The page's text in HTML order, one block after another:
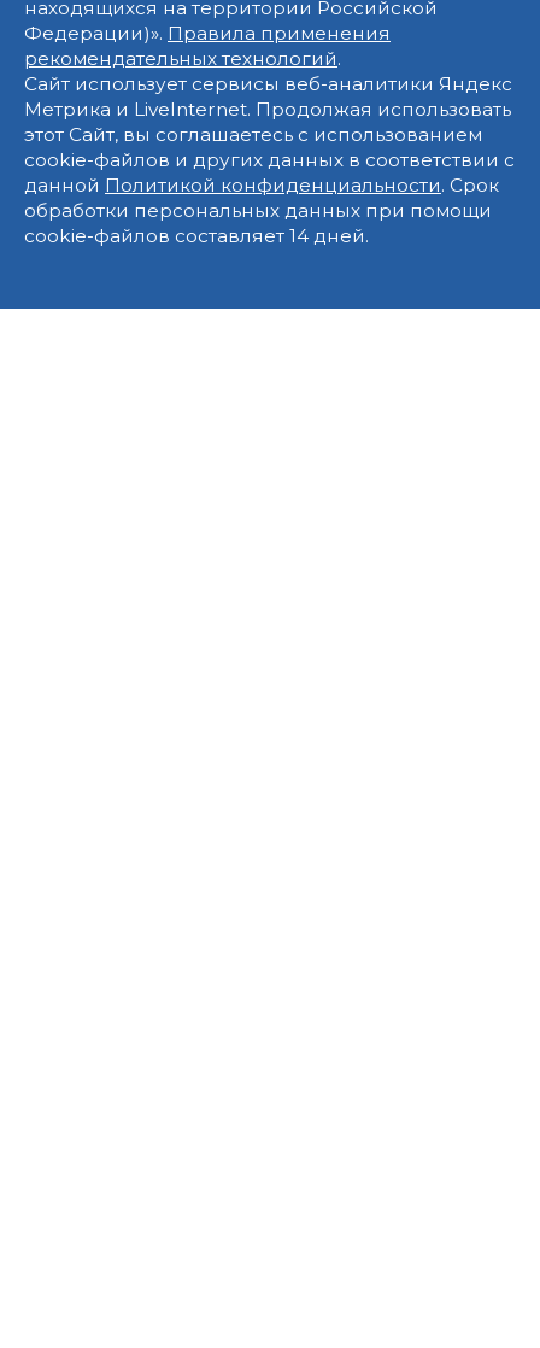
находящихся на территории Российской
Федерации)». Правила применения
рекомендательных технологий.
Сайт использует сервисы веб-аналитики Яндекс
Метрика и LiveInternet. Продолжая использовать
этот Сайт, вы соглашаетесь с использованием
cookie-файлов и других данных в соответствии с
данной Политикой конфиденциальности. Срок
обработки персональных данных при помощи
cookie-файлов составляет 14 дней.